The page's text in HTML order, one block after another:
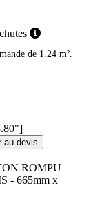
de 1.24 m².
au devis
ROMPU
- 665mm x